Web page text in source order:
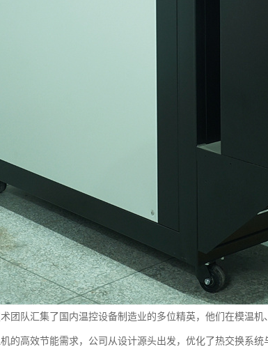
团队汇集了国内温控设备制造业的多位精英，他们在模温
的高效节能需求，公司从设计源头出发，优化了热交换系